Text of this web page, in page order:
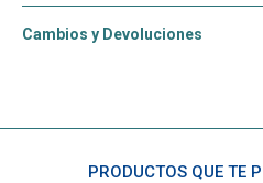
Cambios y Devoluciones
PRODUCTOS QUE TE